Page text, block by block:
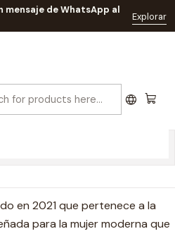
mensaje de WhatsApp al
Explorar
Dama 100 ML
en 2021 que pertenece a la
para la mujer moderna que